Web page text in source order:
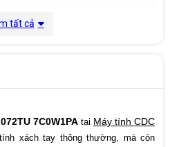
Li-ion polyme
tất cả
7C0W1PA tại Máy tính CDC
xách tay thông thường, mà còn